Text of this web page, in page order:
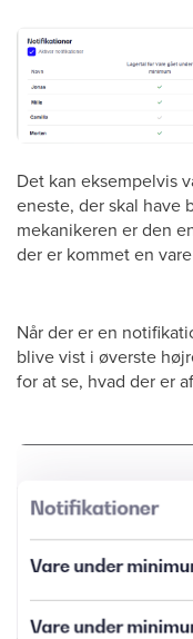
Det kan eksempelvis
eneste, der skal have
mekanikeren er den
der er kommet en
Når der er en
blive vist i øverste
for at se, hvad der er